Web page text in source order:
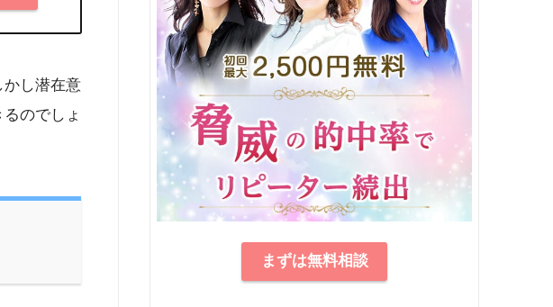
かし潜在意
のでしょ
まずは無料相談